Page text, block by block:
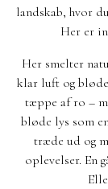
landskab, hvor
Her er
Her smelter
klar luft og
tæppe af ro –
bløde lys som
træde ud og
oplevelser. En